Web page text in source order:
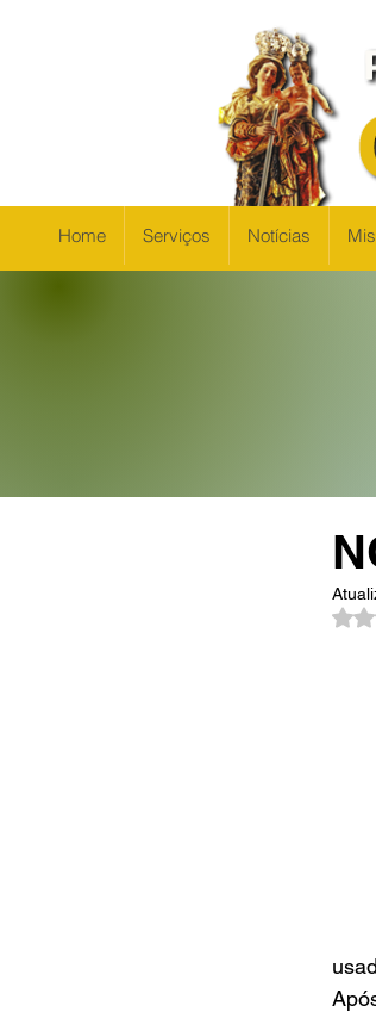
Home Serviços Notícias